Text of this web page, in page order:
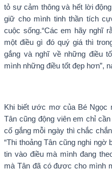
tỏ sự cảm thông và hết lời
giữ cho mình tinh thần tích
cuộc sống.“Các em hãy nghĩ
một điều gì đó quý giá thì
gắng và nghĩ về những điều
mình những điều tốt đẹp hơn”,
Khi biết ước mơ của Bé Ngọc
Tân cũng động viên em chỉ
cố gắng mỗi ngày thì chắc
“Thi thoảng Tân cũng nghi ngờ
tin vào điều mà mình đang
mà Tân đã có được cho mình